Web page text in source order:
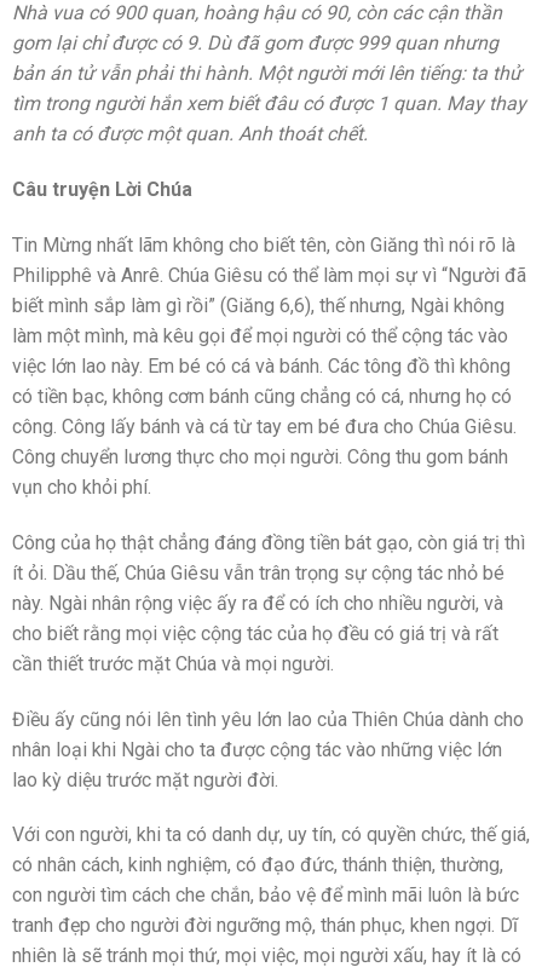
Nhà vua có 900 quan, hoàng hậu có 90, còn các cận thần
gom lại chỉ được có 9. Dù đã gom được 999 quan nhưng
bản án tử vẫn phải thi hành. Một người mới lên tiếng: ta thử
tìm trong người hắn xem biết đâu có được 1 quan. May thay
anh ta có được một quan. Anh thoát chết.
Câu truyện Lời Chúa
Tin Mừng nhất lãm không cho biết tên, còn Giăng thì nói rõ là
Philipphê và Anrê. Chúa Giêsu có thể làm mọi sự vì “Người đã
biết mình sắp làm gì rồi” (Giăng 6,6), thế nhưng, Ngài không
làm một mình, mà kêu gọi để mọi người có thể cộng tác vào
việc lớn lao này. Em bé có cá và bánh. Các tông đồ thì không
có tiền bạc, không cơm bánh cũng chẳng có cá, nhưng họ có
công. Công lấy bánh và cá từ tay em bé đưa cho Chúa Giêsu.
Công chuyển lương thực cho mọi người. Công thu gom bánh
vụn cho khỏi phí.
Công của họ thật chẳng đáng đồng tiền bát gạo, còn giá trị thì
ít ỏi. Dầu thế, Chúa Giêsu vẫn trân trọng sự cộng tác nhỏ bé
này. Ngài nhân rộng việc ấy ra để có ích cho nhiều người, và
cho biết rằng mọi việc cộng tác của họ đều có giá trị và rất
cần thiết trước mặt Chúa và mọi người.
Điều ấy cũng nói lên tình yêu lớn lao của Thiên Chúa dành cho
nhân loại khi Ngài cho ta được cộng tác vào những việc lớn
lao kỳ diệu trước mặt người đời.
Với con người, khi ta có danh dự, uy tín, có quyền chức, thế giá,
có nhân cách, kinh nghiệm, có đạo đức, thánh thiện, thường,
con người tìm cách che chắn, bảo vệ để mình mãi luôn là bức
tranh đẹp cho người đời ngưỡng mộ, thán phục, khen ngợi. Dĩ
nhiên là sẽ tránh mọi thứ, mọi việc, mọi người xấu, hay ít là có